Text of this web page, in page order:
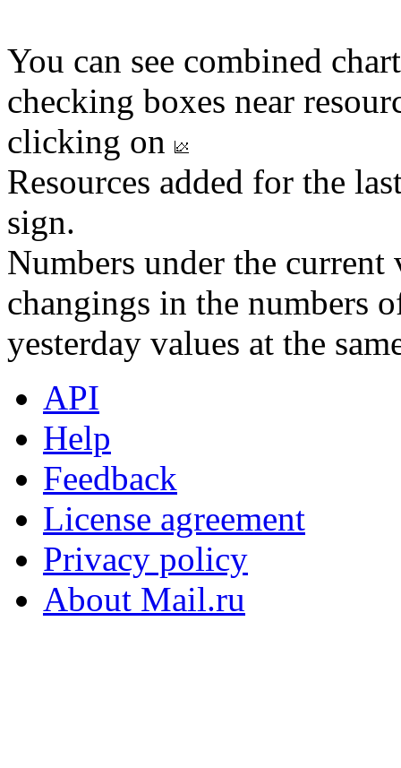
You can see combined
checking boxes near
clicking on
Resources added for the
sign.
Numbers under the
changings in the numbers
yesterday values at the
API
Help
Feedback
License agreement
Privacy policy
About Mail.ru